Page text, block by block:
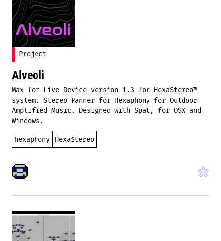
Project
Alveoli
Max for Live Device version 1.3 for HexaStereo™
system. Stereo Panner for Hexaphony for Outdoor
Amplified Music. Designed with Spat, for OSX and
Windows.
hexaphony HexaStereo